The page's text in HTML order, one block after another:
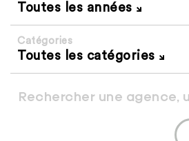
Toutes les années
Catégories
Toutes les catégories